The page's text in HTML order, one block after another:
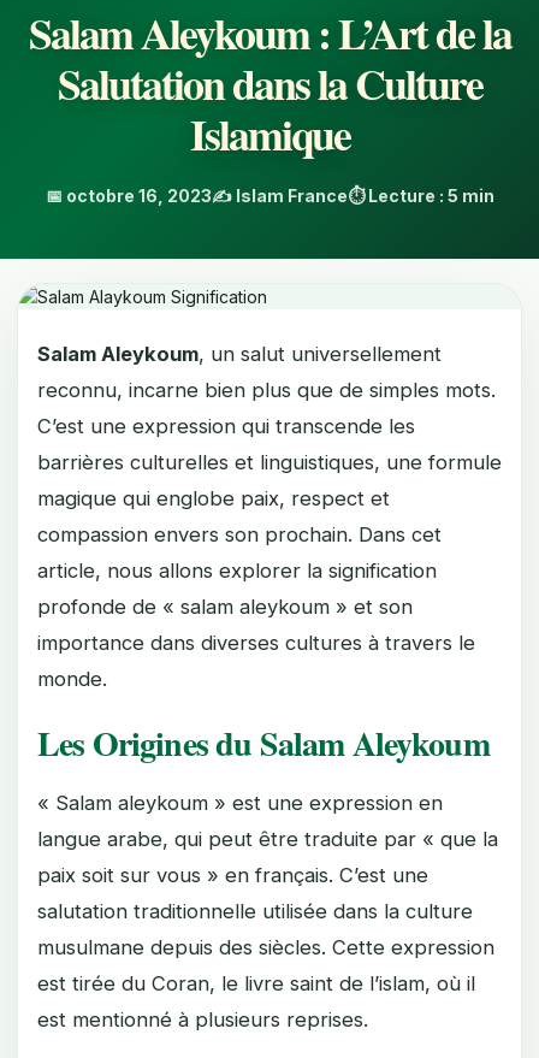
Salam Aleykoum : L’Art de la
Salutation dans la Culture
Islamique
📅 octobre 16, 2023✍️ Islam France⏱️ Lecture : 5 min
Salam Aleykoum, un salut universellement
reconnu, incarne bien plus que de simples mots.
C’est une expression qui transcende les
barrières culturelles et linguistiques, une formule
magique qui englobe paix, respect et
compassion envers son prochain. Dans cet
article, nous allons explorer la signification
profonde de « salam aleykoum » et son
importance dans diverses cultures à travers le
monde.
Les Origines du Salam Aleykoum
« Salam aleykoum » est une expression en
langue arabe, qui peut être traduite par « que la
paix soit sur vous » en français. C’est une
salutation traditionnelle utilisée dans la culture
musulmane depuis des siècles. Cette expression
est tirée du Coran, le livre saint de l’islam, où il
est mentionné à plusieurs reprises.